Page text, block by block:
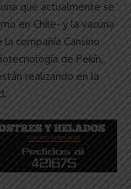
que actualmente se
en Chile- y la vacuna
compañía Cansino
de Pekín,
realizando en la